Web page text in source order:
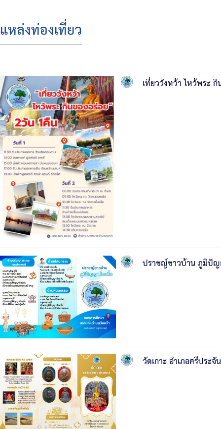
สมาชิก
สภา
ส่วน
ราชการ
สำนัก
ปลัด
เทศบาล
กอง
คลัง
กอง
ช่าง
กอง
การ
ศึกษา
กอง
สา
ธารณ
สุขฯ
หน่วย
ตรวจ
สอบ
ภายใน
แหล่งท่องเที่ยว
เที่ยววังหว้า ไหว้พระ
ปราชญ์ชาวบ้าน ภูมิปั
วัดเกาะ อำเภอศรีปร